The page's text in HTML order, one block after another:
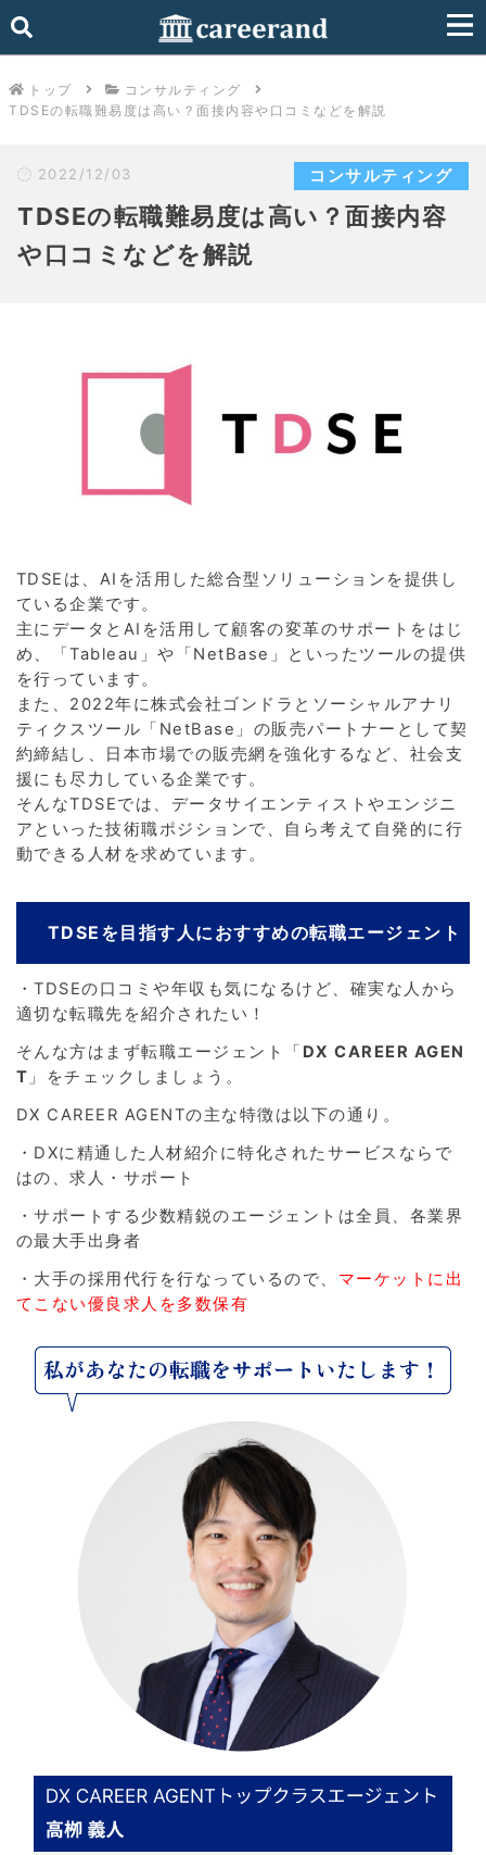
トップ
コンサルティング
TDSEの転職難易度は高い？面接内容や口コミなどを解説
2022/12/03 コンサルティング
TDSEの転職難易度は高い？面接内容
や口コミなどを解説
TDSEは、AIを活用した総合型ソリューションを提供し
ている企業です。
主にデータとAIを活用して顧客の変革のサポートをはじ
め、「Tableau」や「NetBase」といったツールの提供
を行っています。
また、2022年に株式会社ゴンドラとソーシャルアナリ
ティクスツール「NetBase」の販売パートナーとして契
約締結し、日本市場での販売網を強化するなど、社会支
援にも尽力している企業です。
そんなTDSEでは、データサイエンティストやエンジニ
アといった技術職ポジションで、自ら考えて自発的に行
動できる人材を求めています。
TDSEを目指す人におすすめの転職エージェント
・TDSEの口コミや年収も気になるけど、確実な人から
適切な転職先を紹介されたい！
そんな方はまず転職エージェント「 DX CAREER AGEN
T 」をチェックしましょう。
DX CAREER AGENTの主な特徴は以下の通り。
・DXに精通した人材紹介に特化されたサービスならで
はの、求人・サポート
・サポートする少数精鋭のエージェントは全員、各業界
の最大手出身者
・大手の採用代行を行なっているので、 マーケットに出
てこない優良求人を多数保有